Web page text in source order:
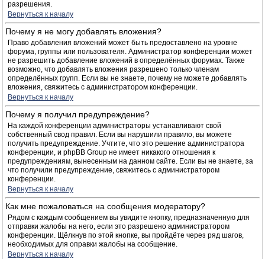
разрешения.
Вернуться к началу
Почему я не могу добавлять вложения?
Право добавления вложений может быть предоставлено на уровне
форума, группы или пользователя. Администратор конференции может
не разрешить добавление вложений в определённых форумах. Также
возможно, что добавлять вложения разрешено только членам
определённых групп. Если вы не знаете, почему не можете добавлять
вложения, свяжитесь с администратором конференции.
Вернуться к началу
Почему я получил предупреждение?
На каждой конференции администраторы устанавливают свой
собственный свод правил. Если вы нарушили правило, вы можете
получить предупреждение. Учтите, что это решение администратора
конференции, и phpBB Group не имеет никакого отношения к
предупреждениям, вынесенным на данном сайте. Если вы не знаете, за
что получили предупреждение, свяжитесь с администратором
конференции.
Вернуться к началу
Как мне пожаловаться на сообщения модератору?
Рядом с каждым сообщением вы увидите кнопку, предназначенную для
отправки жалобы на него, если это разрешено администратором
конференции. Щёлкнув по этой кнопке, вы пройдёте через ряд шагов,
необходимых для оправки жалобы на сообщение.
Вернуться к началу